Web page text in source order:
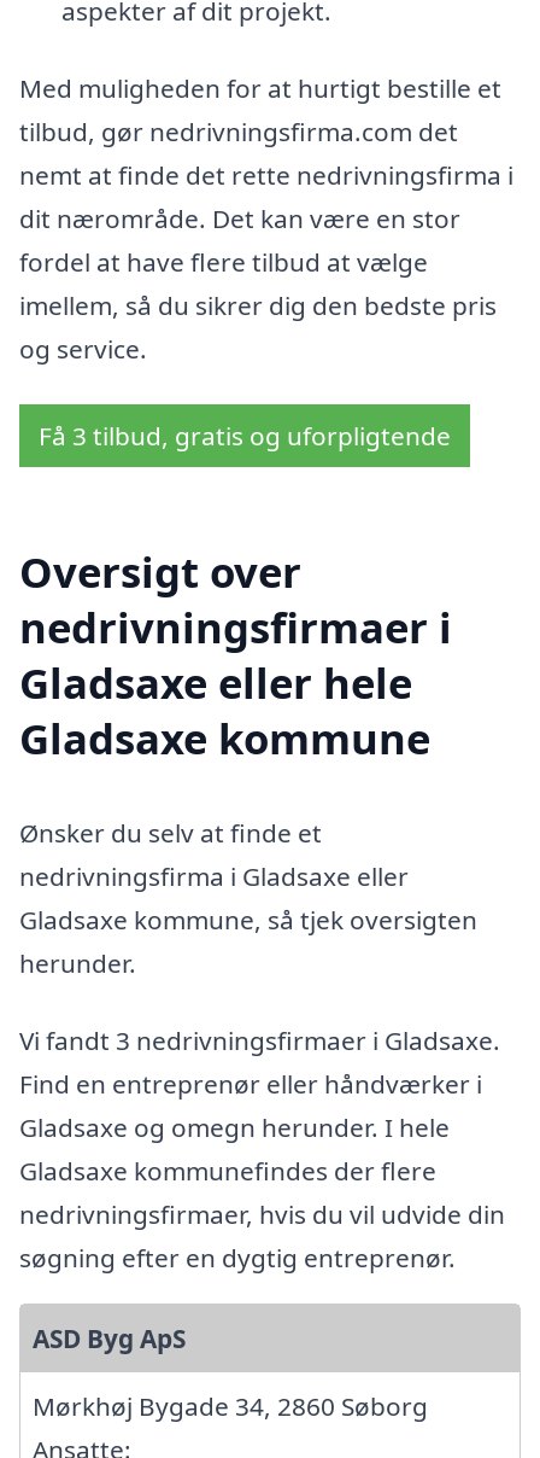
aspekter af dit projekt.
Med muligheden for at hurtigt bestille et
tilbud, gør nedrivningsfirma.com det
nemt at finde det rette nedrivningsfirma i
dit nærområde. Det kan være en stor
fordel at have flere tilbud at vælge
imellem, så du sikrer dig den bedste pris
og service.
Få 3 tilbud, gratis og uforpligtende
Oversigt over
nedrivningsfirmaer i
Gladsaxe eller hele
Gladsaxe kommune
Ønsker du selv at finde et
nedrivningsfirma i Gladsaxe eller
Gladsaxe kommune, så tjek oversigten
herunder.
Vi fandt 3 nedrivningsfirmaer i Gladsaxe.
Find en entreprenør eller håndværker i
Gladsaxe og omegn herunder. I hele
Gladsaxe kommunefindes der flere
nedrivningsfirmaer, hvis du vil udvide din
søgning efter en dygtig entreprenør.
ASD Byg ApS
Mørkhøj Bygade 34, 2860 Søborg
Ansatte: